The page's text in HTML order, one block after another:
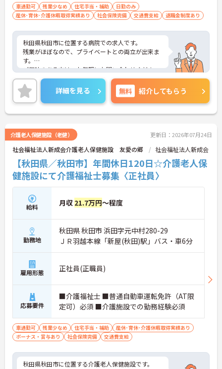
車通勤可 残業少なめ 住宅手当・補助
日勤のみ
産休･育休･介護休暇取得実績あり
社会保険完備 交通費支給 退職金制度あり
秋田県秋田市に位置する病院での求人です。
残業がほぼなので、プライベートとの両立が出来ま
す。
ご興味のある方は、お気軽にお問い合わせくださ
い。
詳細を見る 無料 紹介してもらう
介護老人保健施設（老健） 更新日：2026年07月24日
社会福祉法人新成会介護老人保健施設 友愛の郷 社会福祉法人新成会
【秋田県／秋田市】年間休日120日☆介護老人保
健施設にて介護福祉士募集〈正社員〉
給料 月収 21.7万円～程度
勤務地
秋田県 秋田市 浜田字元中村280-29
ＪＲ羽越本線「新屋(秋田)駅」バス・車6分
雇用形態 正社員(正職員)
応募要件
■介護福祉士 ■普通自動車運転免許（AT限
定可）必須 ■介護施設での勤務経験必須
車通勤可 残業少なめ 住宅手当・補助
産休･育休･介護休暇取得実績あり
ボーナス・賞与あり
社会保険完備 交通費支給
秋田県秋田市に位置する介護老人保健施設です。